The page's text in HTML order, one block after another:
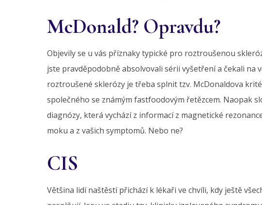
McDonald? Opravdu?
Objevily se u vás příznaky typické pro roztroušenou
jste pravděpodobně absolvovali sérii vyšetření a čekali na
roztroušené sklerózy je třeba splnit tzv. McDonaldova
společného se známým fastfoodovým řetězcem. Naopak
diagnózy, která vychází z informací z magnetické
moku a z vašich symptomů. Nebo ne?
CIS
Většina lidí naštěstí přichází k lékaři ve chvíli, kdy ještě